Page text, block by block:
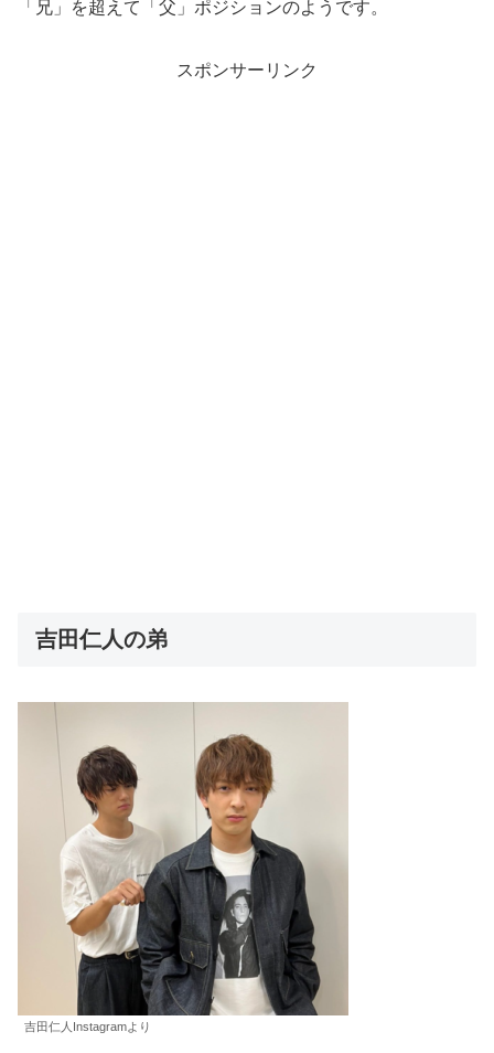
「兄」を超えて「父」ポジションのようです。
スポンサーリンク
吉田仁人の弟
吉田仁人Instagramより